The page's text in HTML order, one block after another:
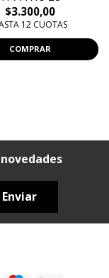
$3.300,00
12 CUOTAS
COMPRAR
Enviar